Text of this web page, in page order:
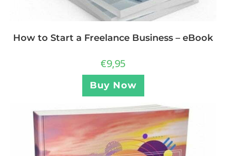
How to Start a Freelance Business – eBook
€9,95
Buy Now